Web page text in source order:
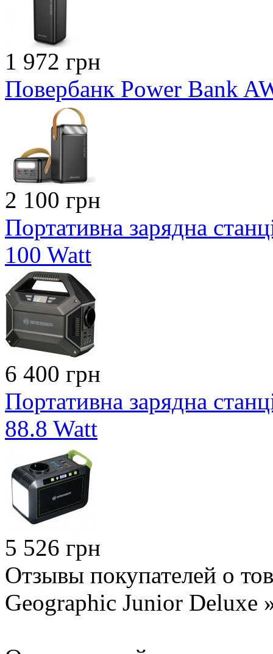
1 972 грн
Повербанк Power Bank
2 100 грн
Портативна зарядна
100 Watt
6 400 грн
Портативна зарядна
88.8 Watt
5 526 грн
Отзывы покупателей о
Geographic Junior Deluxe